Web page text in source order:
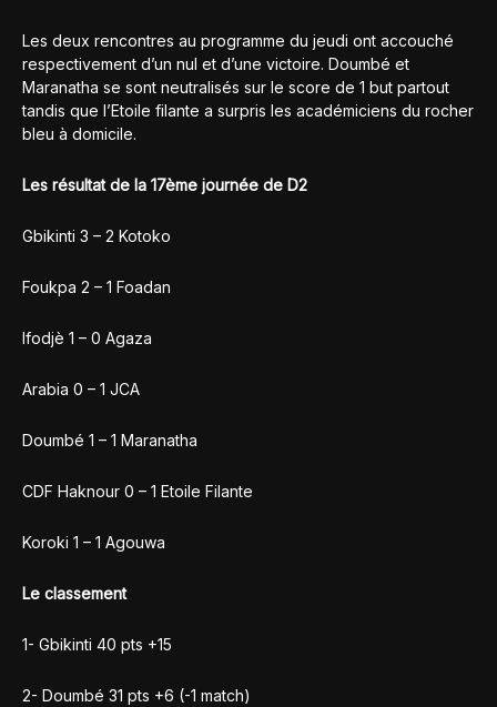
Les deux rencontres au programme du jeudi ont accouché
respectivement d’un nul et d’une victoire. Doumbé et
Maranatha se sont neutralisés sur le score de 1 but partout
tandis que l’Etoile filante a surpris les académiciens du rocher
bleu à domicile.
Les résultat de la 17ème journée de D2
Gbikinti 3 – 2 Kotoko
Foukpa 2 – 1 Foadan
Ifodjè 1 – 0 Agaza
Arabia 0 – 1 JCA
Doumbé 1 – 1 Maranatha
CDF Haknour 0 – 1 Etoile Filante
Koroki 1 – 1 Agouwa
Le classement
1- Gbikinti 40 pts +15
2- Doumbé 31 pts +6 (-1 match)